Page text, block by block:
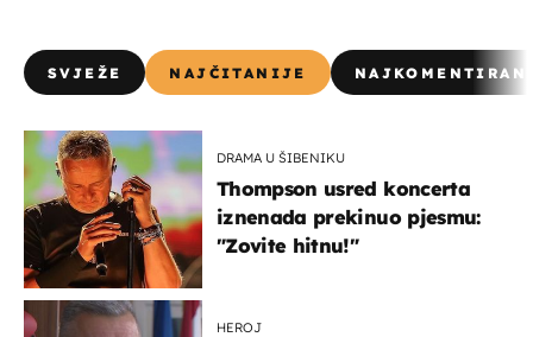
SVJEŽE NAJČITANIJE
DRAMA U ŠIBENIKU
Thompson usred koncerta
iznenada prekinuo pjesmu:
"Zovite hitnu!"
HEROJ